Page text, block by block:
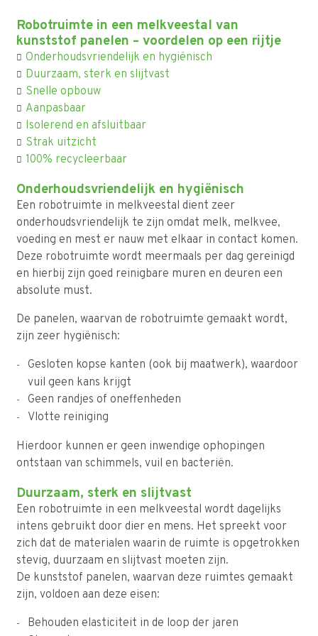
Robotruimte in een melkveestal van
kunststof panelen – voordelen op een rijtje
Onderhoudsvriendelijk en hygiënisch
Duurzaam, sterk en slijtvast
Snelle opbouw
Aanpasbaar
Isolerend en afsluitbaar
Strak uitzicht
100% recycleerbaar
Onderhoudsvriendelijk en hygiënisch
Een robotruimte in melkveestal dient zeer
onderhoudsvriendelijk te zijn omdat melk, melkvee,
voeding en mest er nauw met elkaar in contact komen.
Deze robotruimte wordt meermaals per dag gereinigd
en hierbij zijn goed reinigbare muren en deuren een
absolute must.
De panelen, waarvan de robotruimte gemaakt wordt,
zijn zeer hygiënisch:
Gesloten kopse kanten (ook bij maatwerk), waardoor
vuil geen kans krijgt
Geen randjes of oneffenheden
Vlotte reiniging
Hierdoor kunnen er geen inwendige ophopingen
ontstaan van schimmels, vuil en bacteriën.
Duurzaam, sterk en slijtvast
Een robotruimte in een melkveestal wordt dagelijks
intens gebruikt door dier en mens. Het spreekt voor
zich dat de materialen waarin de ruimte is opgetrokken
stevig, duurzaam en slijtvast moeten zijn.
De kunststof panelen, waarvan deze ruimtes gemaakt
zijn, voldoen aan deze eisen:
Behouden elasticiteit in de loop der jaren